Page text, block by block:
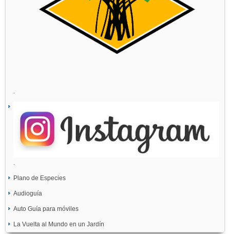
Plano de Especies
Audioguía
Auto Guía para móviles
La Vuelta al Mundo en un Jardín